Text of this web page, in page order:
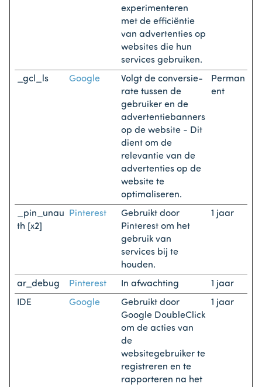
experimenteren
met de efficiëntie
van advertenties op
websites die hun
services gebruiken.
_gcl_ls Google
Volgt de conversie-
rate tussen de
gebruiker en de
advertentiebanners
op de website - Dit
dient om de
relevantie van de
advertenties op de
website te
optimaliseren.
Perman
ent
_pin_unau
th [x2]
Pinterest
Gebruikt door
Pinterest om het
gebruik van
services bij te
houden.
1 jaar
ar_debug Pinterest In afwachting
1 jaar
IDE
Google
Gebruikt door
Google DoubleClick
om de acties van
de
websitegebruiker te
registreren en te
rapporteren na het
1 jaar